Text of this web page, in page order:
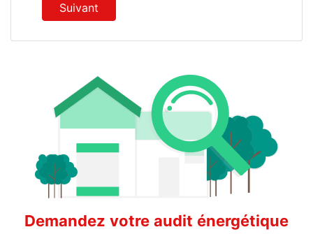
Suivant
Demandez votre audit énergétique